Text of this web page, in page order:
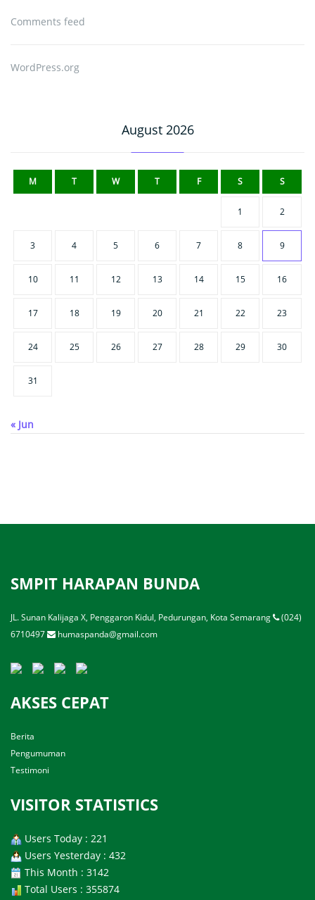
Comments feed
WordPress.org
August 2026
M T W T F S S
1 2
3 4 5 6 7 8 9
10 11 12 13 14 15 16
17 18 19 20 21 22 23
24 25 26 27 28 29 30
31
« Jun
SMPIT HARAPAN BUNDA
JL. Sunan Kalijaga X, Penggaron Kidul, Pedurungan, Kota Semarang
(024)
6710497
humaspanda@gmail.com
AKSES CEPAT
Berita
Pengumuman
Testimoni
VISITOR STATISTICS
Users Today : 221
Users Yesterday : 432
This Month : 3142
Total Users : 355874